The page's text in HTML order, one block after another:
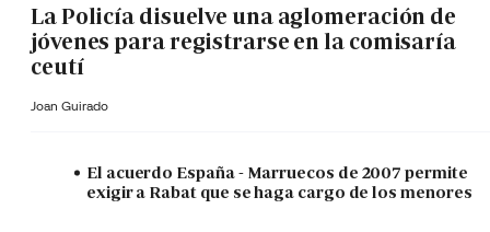
La Policía disuelve una aglomeración de
jóvenes para registrarse en la comisaría
ceutí
Joan Guirado
El acuerdo España - Marruecos de 2007 permite
exigir a Rabat que se haga cargo de los menores